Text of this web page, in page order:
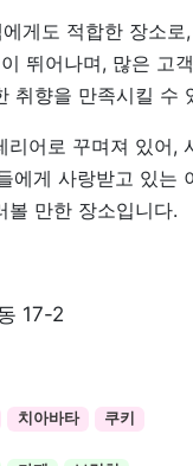
게도 적합한 장소
뛰어나며, 많은 고
취향을 만족시킬 수
어로 꾸며져 있어,
에게 사랑받고 있는
볼 만한 장소입니다.
17-2
치아바타 쿠키